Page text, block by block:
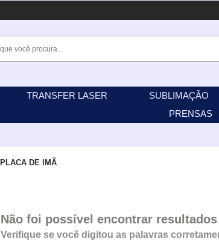
TRANSFER LASER SUBLIMAÇÃO
PRENSAS
PLACA DE IMÃ
Não foi possível encontrar
Verifique se você digitou as palavras